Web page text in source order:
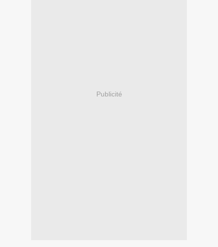
Publicité